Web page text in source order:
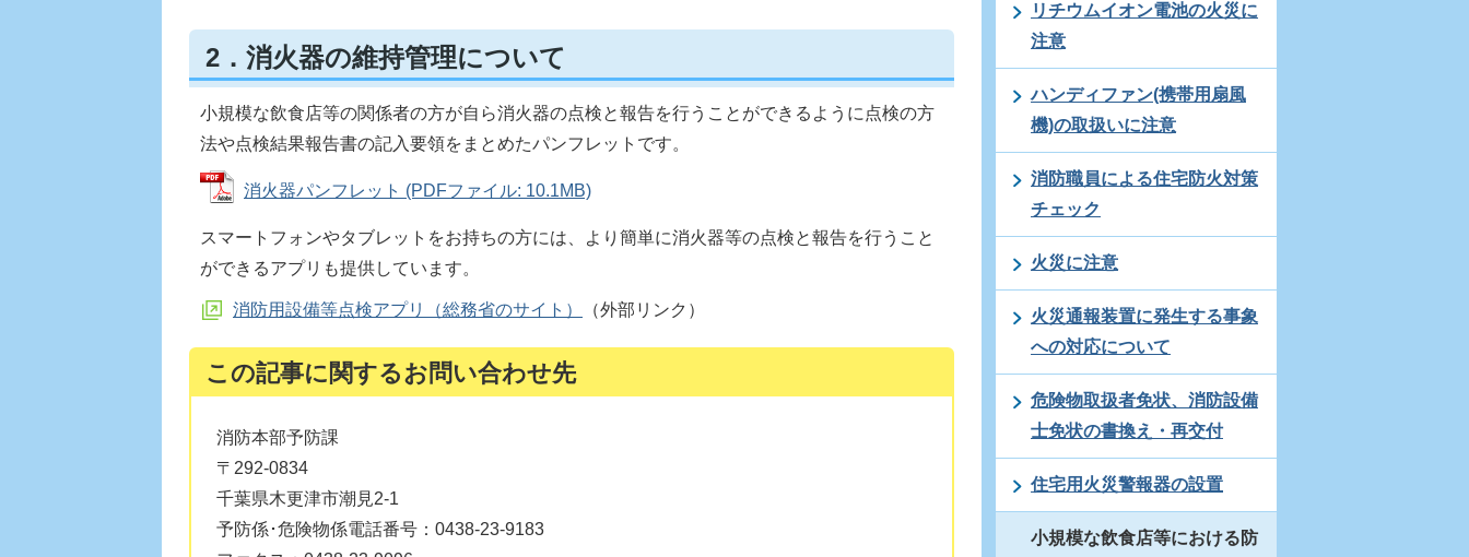
2．消火器の維持管理について
小規模な飲食店等の関係者の方が自ら消火器の点検と報告を行うことができるように点検の方
法や点検結果報告書の記入要領をまとめたパンフレットです。
消火器パンフレット (PDFファイル: 10.1MB)
スマートフォンやタブレットをお持ちの方には、より簡単に消火器等の点検と報告を行うこと
ができるアプリも提供しています。
消防用設備等点検アプリ（総務省のサイト） （外部リンク）
この記事に関するお問い合わせ先
消防本部予防課
〒292-0834
千葉県木更津市潮見2-1
予防係･危険物係電話番号：0438-23-9183
リチウムイオン電池の火災に
注意
ハンディファン(携帯用扇風
機)の取扱いに注意
消防職員による住宅防火対策
チェック
火災に注意
火災通報装置に発生する事象
への対応について
危険物取扱者免状、消防設備
士免状の書換え・再交付
住宅用火災警報器の設置
小規模な飲食店等における防